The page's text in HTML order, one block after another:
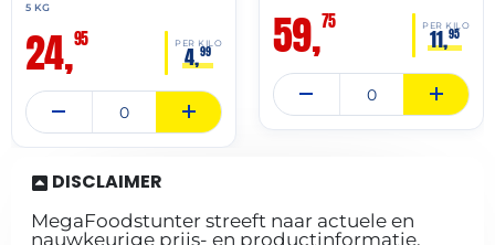
5 KG
24,95 PER KILO
4,99 59,75 PER KILO
11,95
DISCLAIMER
MegaFoodstunter streeft naar actuele en
nauwkeurige prijs- en productinformatie.